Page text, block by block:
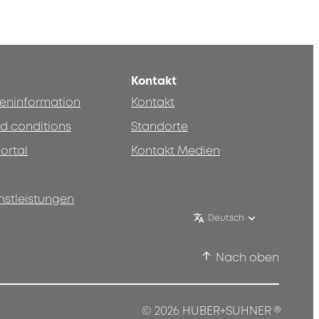
conditions
Kontakt
Kontakt
Standorte
Kontakt Medien
Deutsch
Nach oben
© 2026 HUBER+SUHNER®